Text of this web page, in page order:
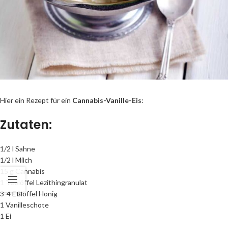
Hier ein Rezept für ein Cannabis-Vanille-Eis:
Zutaten:
1/2 l Sahne
1/2 l Milch
15 g Cannabis
1 Teelöffel Lezithingranulat
3-4 Eßlöffel Honig
1 Vanilleschote
1 Ei